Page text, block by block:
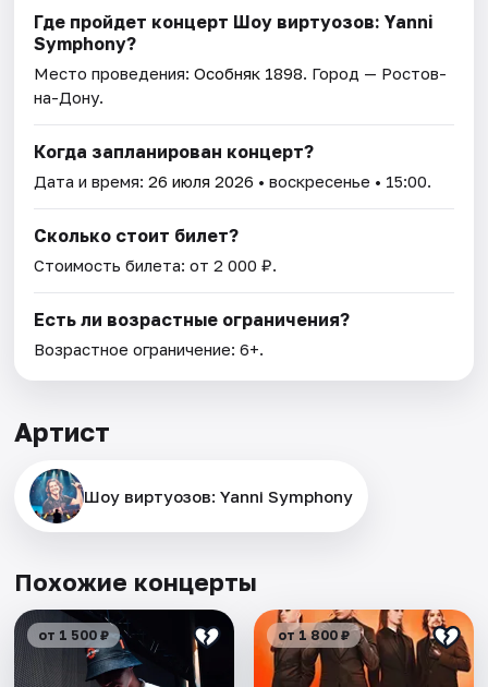
Где пройдет концерт Шоу виртуозов: Yanni
Symphony?
Место проведения:Особняк 1898. Город — Ростов-
на-Дону.
Когда запланирован концерт?
Дата и время:26 июля 2026 • воскресенье • 15:00.
Сколько стоит билет?
Стоимость билета: от 2 000 ₽.
Есть ли возрастные ограничения?
Возрастное ограничение: 6+.
Артист
Шоу виртуозов: Yanni Symphony
Похожие концерты
от 1 500 ₽ от 1 800 ₽